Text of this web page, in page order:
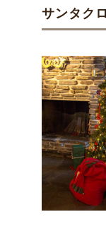
サンタク